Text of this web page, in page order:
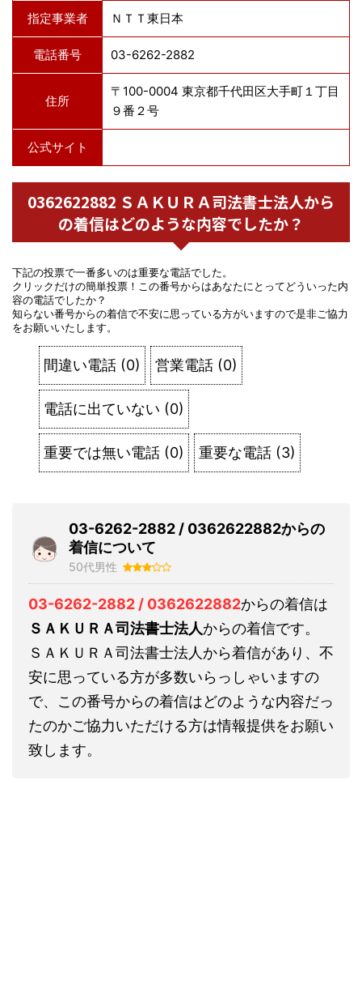
指定事業者 ＮＴＴ東日本
電話番号 03-6262-2882
住所
〒100-0004 東京都千代田区大手町１丁目
９番２号
公式サイト
0362622882 ＳＡＫＵＲＡ司法書士法人から
の着信はどのような内容でしたか？
下記の投票で一番多いのは重要な電話でした。
クリックだけの簡単投票！この番号からはあなたにとってどういった内
容の電話でしたか？
知らない番号からの着信で不安に思っている方がいますので是非ご協力
をお願いいたします。
間違い電話 (0) 営業電話 (0)
電話に出ていない (0)
重要では無い電話 (0) 重要な電話 (3)
03-6262-2882 / 0362622882からの
着信について
50代男性
03-6262-2882 / 0362622882からの着信は
ＳＡＫＵＲＡ司法書士法人からの着信です。
ＳＡＫＵＲＡ司法書士法人から着信があり、不
安に思っている方が多数いらっしゃいますの
で、この番号からの着信はどのような内容だっ
たのかご協力いただける方は情報提供をお願い
致します。